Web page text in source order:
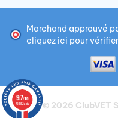
Marchand approuvé
cliquez ici pour
© 2026 ClubVET
9.7/10
72552 avis